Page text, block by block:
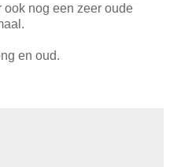
ook nog een zeer oude
en oud.